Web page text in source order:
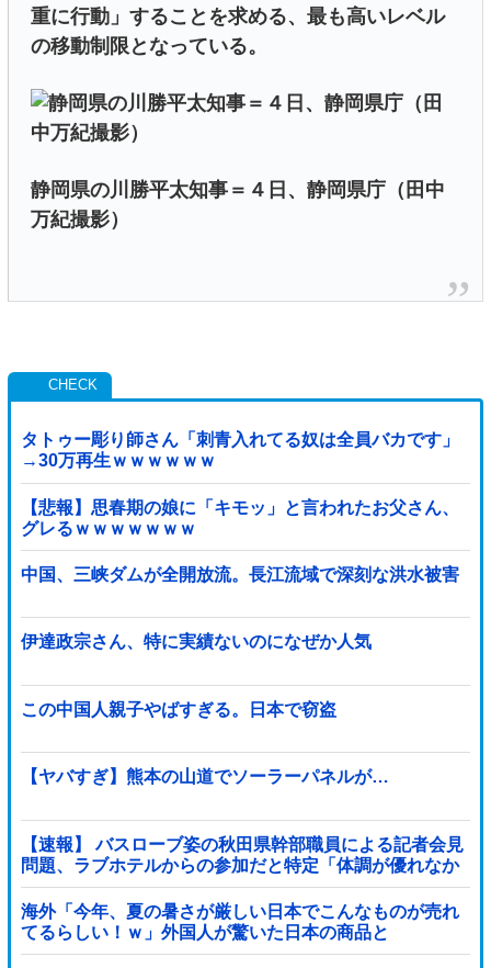
重に行動」することを求める、最も高いレベル
の移動制限となっている。
静岡県の川勝平太知事＝４日、静岡県庁（田中
万紀撮影）
タトゥー彫り師さん「刺青入れてる奴は全員バカです」
→30万再生ｗｗｗｗｗｗ
【悲報】思春期の娘に「キモッ」と言われたお父さん、
グレるｗｗｗｗｗｗｗ
中国、三峡ダムが全開放流。長江流域で深刻な洪水被害
伊達政宗さん、特に実績ないのになぜか人気
この中国人親子やばすぎる。日本で窃盗
【ヤバすぎ】熊本の山道でソーラーパネルが…
【速報】 バスローブ姿の秋田県幹部職員による記者会見
問題、ラブホテルからの参加だと特定「体調が優れなか
ったため...」とは何だったのか
海外「今年、夏の暑さが厳しい日本でこんなものが売れ
てるらしい！ｗ」外国人が驚いた日本の商品と
は・・・？【海外の反応】